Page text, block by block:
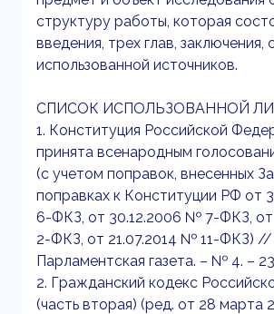
структуру работы, которая
введения, трех глав, заключения,
использованной источников.
СПИСОК ИСПОЛЬЗОВАННОЙ
1. Конституция Российской
принята всенародным
(с учетом поправок, внесенных
поправках к Конституции РФ от
6-ФКЗ, от 30.12.2006 № 7-ФКЗ,
2-ФКЗ, от 21.07.2014 № 11-ФКЗ) //
Парламентская газета. – № 4. –
2. Гражданский кодекс
(часть вторая) (ред. от 28 марта